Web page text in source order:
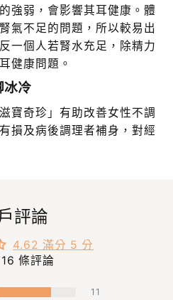
強弱，會影響其耳健康。體
氣不足的問題，所以較易出
一個人若腎水充足，除精力
健康問題。
冰冷
寶奇珍」有助改善女性不調
損及病後調理者補身，對經
評論
4.62 滿分 5 分
條評論
11